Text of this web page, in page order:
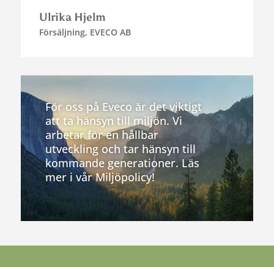
Ulrika Hjelm
Försäljning, EVECO AB
För oss på Eveco är det viktigt
att ta hänsyn till miljön. Vi
arbetar för en hållbar
utveckling och tar hänsyn till
kommande generationer. Läs
mer i vår Miljöpolicy!